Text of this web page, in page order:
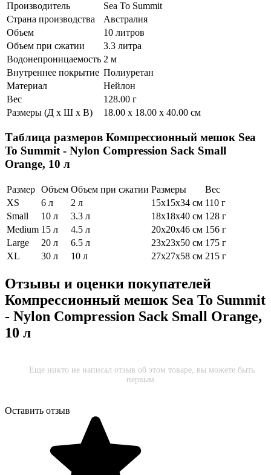
Производитель
Sea To Summit
Страна производства
Австралия
Объем
10 литров
Объем при сжатии
3.3 литра
Водонепроницаемость 2 м
Внутреннее покрытие Полиуретан
Материал
Нейлон
Вес
128.00 г
Размеры (Д х Ш х В)
18.00 x 18.00 x 40.00 см
Таблица размеров Компрессионный мешок Sea
To Summit - Nylon Compression Sack Small
Orange, 10 л
Размер Объем Объем при сжатии Размеры
Вес
XS
6 л 2 л 15x15x34 см 110 г
Small
10 л 3.3 л 18x18x40 см 128 г
Medium 15 л 4.5 л 20x20x46 см 156 г
Large
20 л 6.5 л 23x23x50 см 175 г
XL
30 л 10 л 27x27x58 см 215 г
Отзывы и оценки покупателей
Компрессионный мешок Sea To Summit
- Nylon Compression Sack Small Orange,
10 л
Еще никто не написал отзыв об этом товаре, вы можете быть
первым.
Оставить отзыв